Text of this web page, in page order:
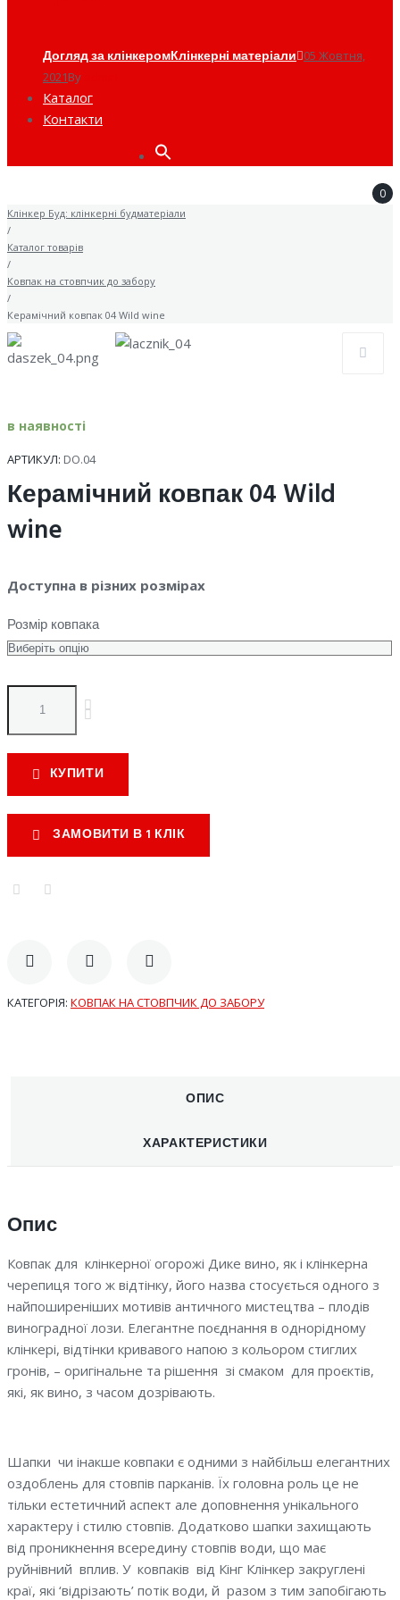
Догляд за клінкеромКлінкерні матеріали 05 Жовтня,
2021By
Каталог
Контакти
Search
for:
0
Клінкер Буд: клінкерні будматеріали
/
Каталог товарів
/
Ковпак на стовпчик до забору
/
Керамічний ковпак 04 Wild wine
в наявності
АРТИКУЛ: DO.04
Керамічний ковпак 04 Wild
wine
Доступна в різних розмірах
Розмір ковпака
КУПИТИ
ЗАМОВИТИ В 1 КЛІК
КАТЕГОРІЯ: КОВПАК НА СТОВПЧИК ДО ЗАБОРУ
ОПИС
ХАРАКТЕРИСТИКИ
Опис
Ковпак для клінкерної огорожі Дике вино, як і клінкерна
черепиця того ж відтінку, його назва стосується одного з
найпоширеніших мотивів античного мистецтва – плодів
виноградної лози. Елегантне поєднання в однорідному
клінкері, відтінки кривавого напою з кольором стиглих
гронів, – оригінальне та рішення зі смаком для проєктів,
які, як вино, з часом дозрівають.
Шапки чи інакше ковпаки є одними з найбільш елегантних
оздоблень для стовпів парканів. Їх головна роль це не
тільки естетичний аспект але доповнення унікального
характеру і стилю стовпів. Додатково шапки захищають
від проникнення всередину стовпів води, що має
руйнівний вплив. У ковпаків від Кінг Клінкер закруглені
краї, які ‘відрізають’ потік води, й разом з тим запобігають